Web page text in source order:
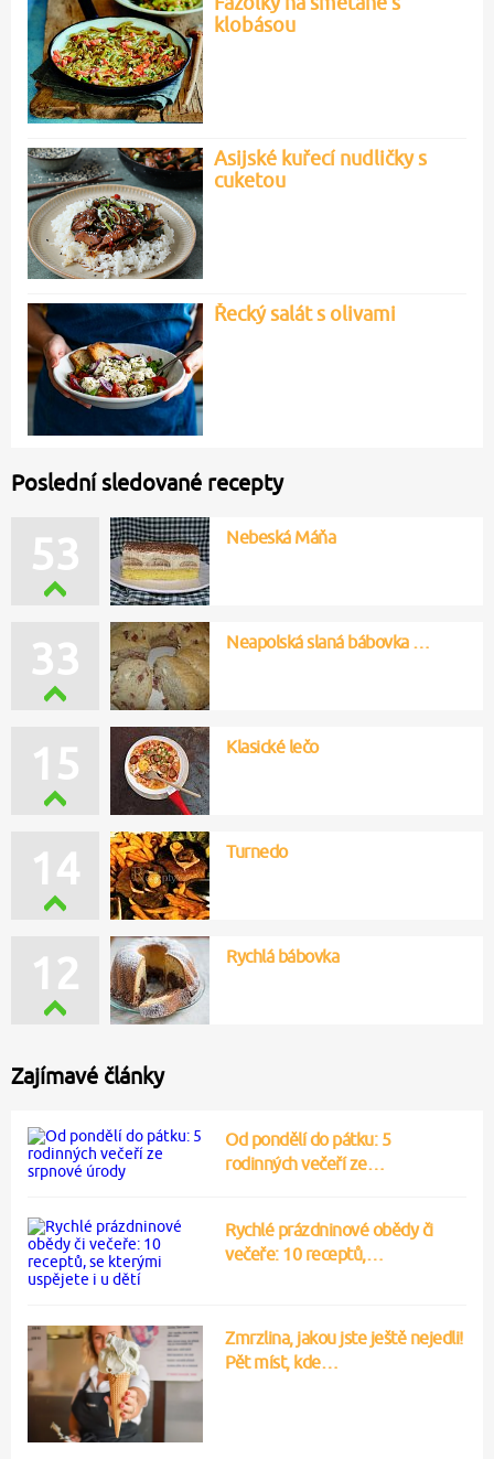
klobásou
Asijské kuřecí nudličky s
cuketou
Řecký salát s olivami
Poslední sledované recepty
53 Nebeská Máňa
33 Neapolská slaná bábovka …
15 Klasické lečo
14 Turnedo
12 Rychlá bábovka
Zajímavé články
Od pondělí do pátku: 5
rodinných večeří ze…
Rychlé prázdninové obědy či
večeře: 10 receptů,…
Zmrzlina, jakou jste ještě nejedli!
Pět míst, kde…